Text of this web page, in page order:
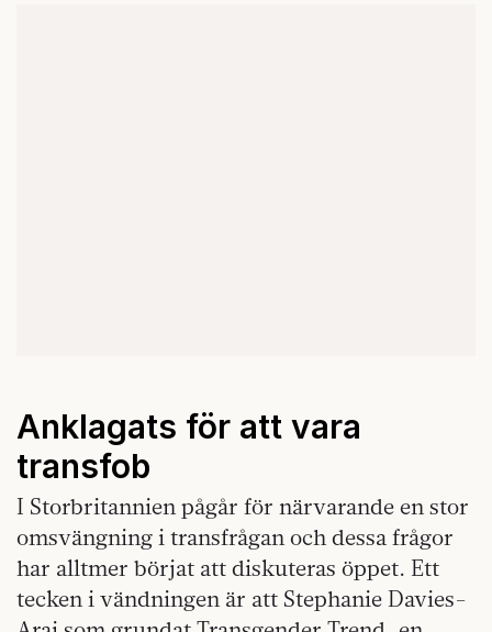
Anklagats för att vara
transfob
I Storbritannien pågår för närvarande en stor
omsvängning i transfrågan och dessa frågor
har alltmer börjat att diskuteras öppet. Ett
tecken i vändningen är att Stephanie Davies-